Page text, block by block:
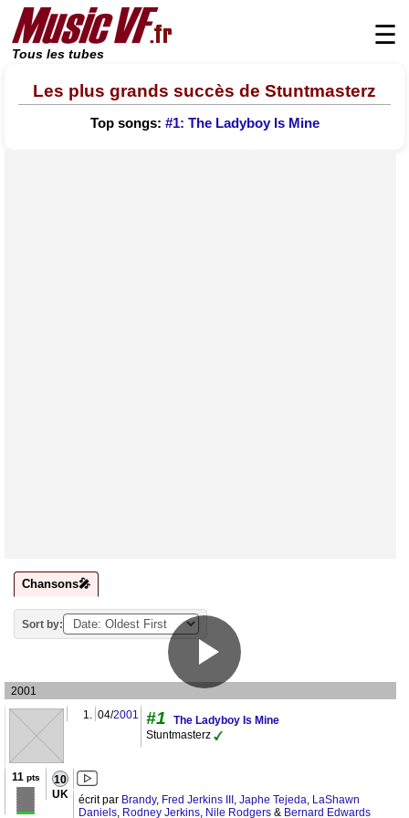
Tous les tubes
☰
Les plus grands succès de Stuntmasterz
Top songs: #1: The Ladyboy Is Mine
Chansons🎤
Sort by:
2001
1. 04/2001 #1
The Ladyboy Is Mine
Stuntmasterz
11 pts 10
UK écrit par Brandy, Fred Jerkins III , Japhe Tejeda, LaShawn
Daniels, Rodney Jerkins, Nile Rodgers & Bernard Edwards